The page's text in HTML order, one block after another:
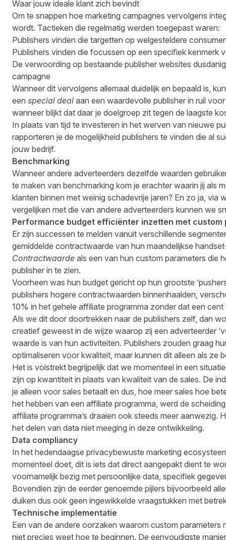
Waar jouw ideale klant zich bevindt
Om te snappen hoe marketing campagnes vervolgens
wordt. Tactieken die regelmatig werden toegepast waren:
Publishers vinden die targetten op welgesteldere
Publishers vinden die focussen op een specifiek kenmerk
De verwoording op bestaande publisher websites
campagne
Wanneer dit vervolgens allemaal duidelijk en bepaald is,
een special deal aan een waardevolle publisher in ruil
wanneer blijkt dat daar je doelgroep zit tegen de laagste
In plaats van tijd te investeren in het werven van nieuwe
rapporteren je de mogelijkheid publishers te vinden die al
jouw bedrijf.
Benchmarking
Wanneer andere adverteerders dezelfde waarden
te maken van benchmarking kom je erachter waarin jij als
klanten binnen met weinig schadevrije jaren? En zo ja,
vergelijken met die van andere adverteerders kunnen we
Performance budget efficiënter inzetten met custom
Er zijn successen te melden vanuit verschillende
gemiddelde contractwaarde van hun maandelijkse
Contractwaarde als een van hun custom parameters die
publisher in te zien.
Voorheen was hun budget gericht op hun grootste
publishers hogere contractwaarden binnenhaalden,
10% in het gehele affiliate programma zonder dat een
Als we dit door doortrekken naar de publishers zelf, dan
creatief geweest in de wijze waarop zij een adverteerder
waarde is van hun activiteiten. Publishers zouden graag
optimaliseren voor kwaliteit, maar kunnen dit alleen als ze
Het is volstrekt begrijpelijk dat we momenteel in een
zijn op kwantiteit in plaats van kwaliteit van de sales. De
je alleen voor sales betaalt en dus, hoe meer sales hoe
het hebben van een affiliate programma, werd de
affiliate programma’s draaien ook steeds meer
het delen van data niet meeging in deze ontwikkeling.
Data compliancy
In het hedendaagse privacybewuste marketing
momenteel doet, dit is iets dat direct aangepakt dient te
voornamelijk bezig met persoonlijke data, specifiek
Bovendien zijn de eerder genoemde pijlers bijvoorbeeld
duiken dus ook geen ingewikkelde vraagstukken met
Technische implementatie
Een van de andere oorzaken waarom custom
niet precies weet hoe te beginnen. De eenvoudigste